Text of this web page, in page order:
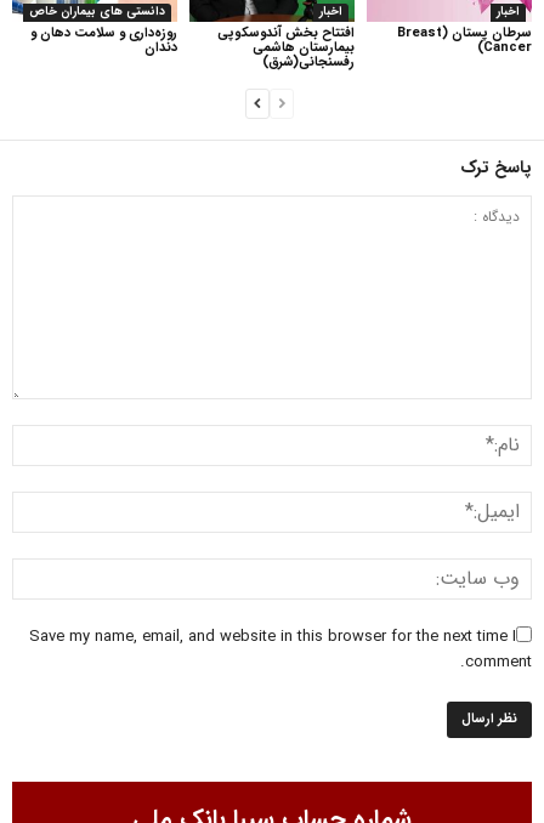
دانستی های بیماران خاص
روزه‌داری و سلامت دهان و
دندان
اخبار
افتتاح بخش آندوسکوپی
بیمارستان هاشمی
رفسنجانی(شرق)
اخبار
سرطان پستان (Breast
Cancer)
پاسخ ترک
Save my name, email, and website in this browser for the next time I
comment.